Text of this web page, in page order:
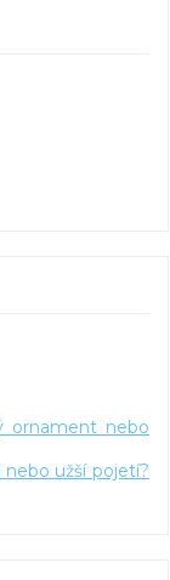
ornament nebo
užší pojetí?